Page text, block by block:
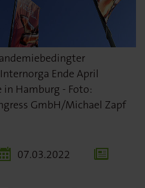
Ende April
in Hamburg - Foto:
GmbH/Michael Zapf
07.03.2022